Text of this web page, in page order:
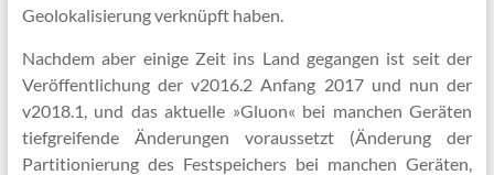
Geolokalisierung verknüpft haben.
Nachdem aber einige Zeit ins Land gegangen ist seit der
Veröffentlichung der v2016.2 Anfang 2017 und nun der
v2018.1, und das aktuelle »Gluon« bei manchen Geräten
tiefgreifende Änderungen voraussetzt (Änderung der
Partitionierung des Festspeichers bei manchen Geräten,